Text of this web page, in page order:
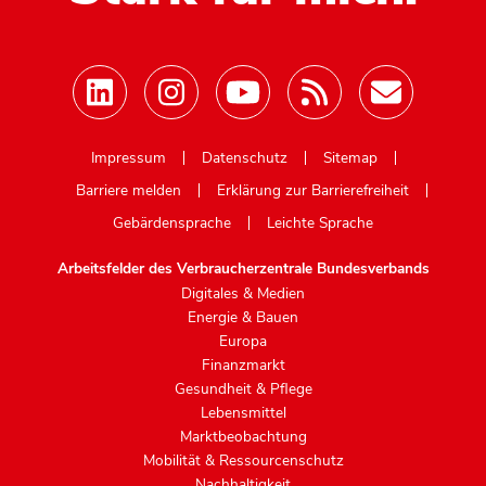
Impressum
Datenschutz
Sitemap
Barriere melden
Erklärung zur Barrierefreiheit
Gebärdensprache
Leichte Sprache
Arbeitsfelder des Verbraucherzentrale Bundesverbands
Digitales & Medien
Energie & Bauen
Europa
Finanzmarkt
Gesundheit & Pflege
Lebensmittel
Marktbeobachtung
Mobilität & Ressourcenschutz